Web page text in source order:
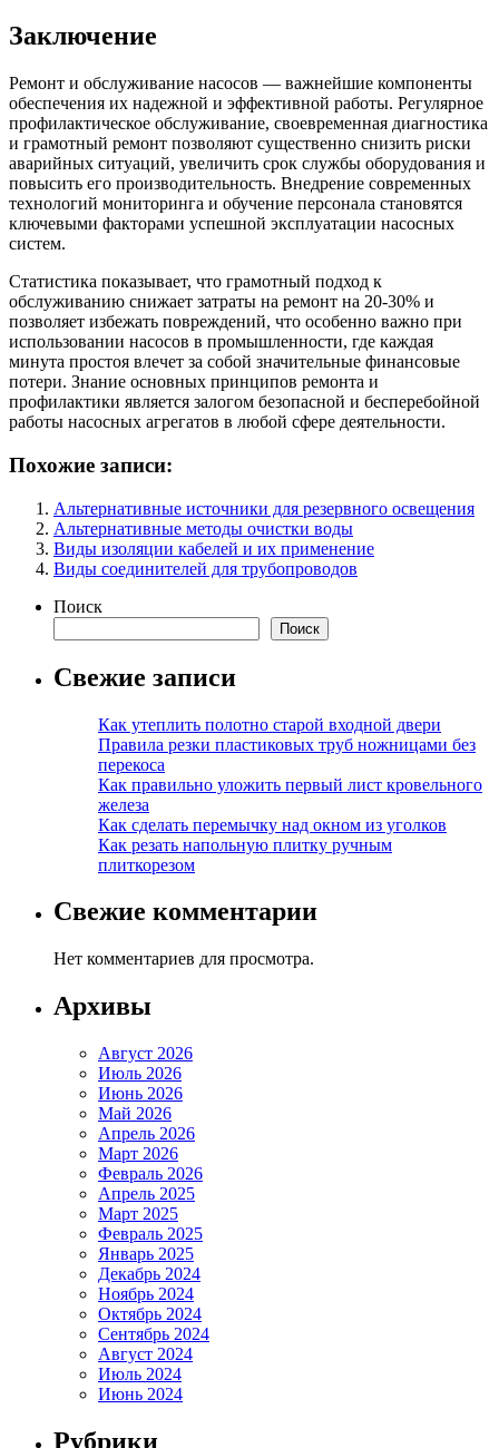
Заключение
Ремонт и обслуживание насосов — важнейшие компоненты
обеспечения их надежной и эффективной работы. Регулярное
профилактическое обслуживание, своевременная диагностика
и грамотный ремонт позволяют существенно снизить риски
аварийных ситуаций, увеличить срок службы оборудования и
повысить его производительность. Внедрение современных
технологий мониторинга и обучение персонала становятся
ключевыми факторами успешной эксплуатации насосных
систем.
Статистика показывает, что грамотный подход к
обслуживанию снижает затраты на ремонт на 20-30% и
позволяет избежать повреждений, что особенно важно при
использовании насосов в промышленности, где каждая
минута простоя влечет за собой значительные финансовые
потери. Знание основных принципов ремонта и
профилактики является залогом безопасной и бесперебойной
работы насосных агрегатов в любой сфере деятельности.
Похожие записи:
Альтернативные источники для резервного освещения
Альтернативные методы очистки воды
Виды изоляции кабелей и их применение
Виды соединителей для трубопроводов
Поиск
Поиск
Свежие записи
Как утеплить полотно старой входной двери
Правила резки пластиковых труб ножницами без
перекоса
Как правильно уложить первый лист кровельного
железа
Как сделать перемычку над окном из уголков
Как резать напольную плитку ручным
плиткорезом
Свежие комментарии
Нет комментариев для просмотра.
Архивы
Август 2026
Июль 2026
Июнь 2026
Май 2026
Апрель 2026
Март 2026
Февраль 2026
Апрель 2025
Март 2025
Февраль 2025
Январь 2025
Декабрь 2024
Ноябрь 2024
Октябрь 2024
Сентябрь 2024
Август 2024
Июль 2024
Июнь 2024
Рубрики